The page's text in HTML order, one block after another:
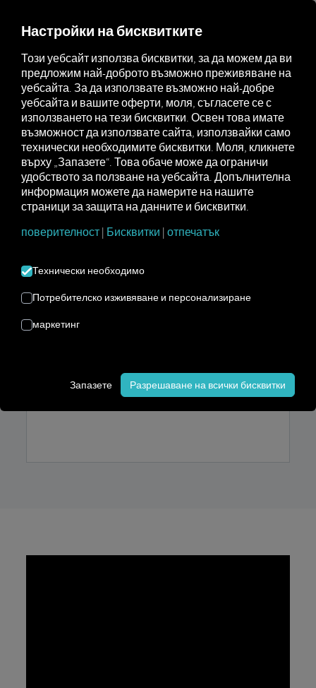
Marketplace Connectors Webfleet Connect How to
WEBFLEET
ВКЛЮЧВАНЕ
Инструкции стъпка по стъпка за
средства RIO да се свържа.
Настройки на бисквитките
Този уебсайт използва бисквитки, за да можем да ви
предложим най-доброто възможно преживяване на
уебсайта. За да използвате възможно най-добре
уебсайта и вашите оферти, моля, съгласете се с
използването на тези бисквитки. Освен това имате
възможност да използвате сайта, използвайки само
технически необходимите бисквитки. Моля, кликнете
върху „Запазете“. Това обаче може да ограничи
удобството за ползване на уебсайта. Допълнителна
информация можете да намерите на нашите
страници за защита на данните и бисквитки.
поверителност | Бисквитки | отпечатък
Технически необходимо
Потребителско изживяване и персонализиране
маркетинг
Запазете Разрешаване на всички бисквитки